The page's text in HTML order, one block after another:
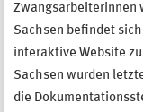
Zwangsarbeiterinnen
Sachsen befindet
interaktive Website
Sachsen wurden
die